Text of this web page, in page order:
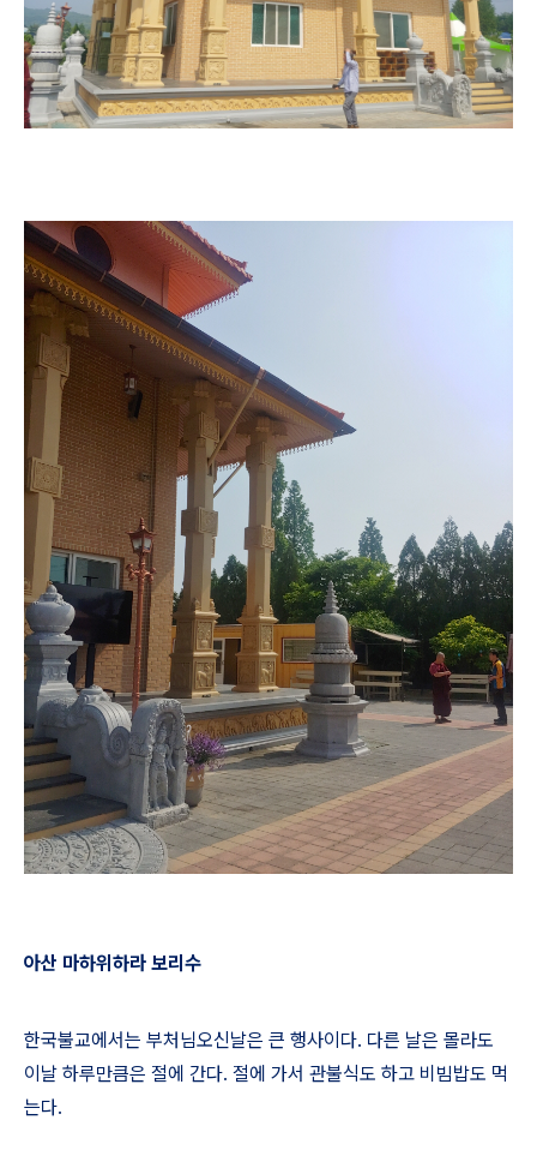
아산 마하위하라 보리수
한국불교에서는 부처님오신날은 큰 행사이다. 다른 날은 몰라도
이날 하루만큼은 절에 간다. 절에 가서 관불식도 하고 비빔밥도 먹
는다.